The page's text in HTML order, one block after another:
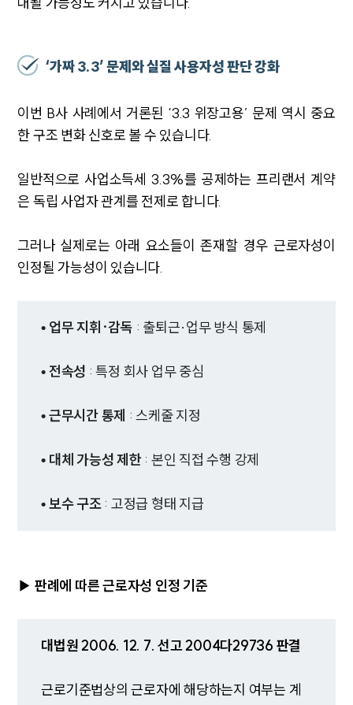
‘가짜 3.3’ 문제와 실질 사용자성 판단 강화
이번 B사 사례에서 거론된 ‘3.3 위장고용’ 문제 역시 중요
한 구조 변화 신호로 볼 수 있습니다.
일반적으로 사업소득세 3.3%를 공제하는 프리랜서 계약
은 독립 사업자 관계를 전제로 합니다.
그러나 실제로는 아래 요소들이 존재할 경우 근로자성이
인정될 가능성이 있습니다.
• 업무 지휘·감독 : 출퇴근·업무 방식 통제
• 전속성 : 특정 회사 업무 중심
• 근무시간 통제 : 스케줄 지정
• 대체 가능성 제한: 본인 직접 수행 강제
• 보수 구조: 고정급 형태 지급
▶ 판례에 따른 근로자성 인정 기준
대법원 2006. 12. 7. 선고 2004다29736 판결
근로기준법상의 근로자에 해당하는지 여부는 계